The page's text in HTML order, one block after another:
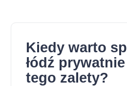
Kiedy warto
łódź
tego zalety?